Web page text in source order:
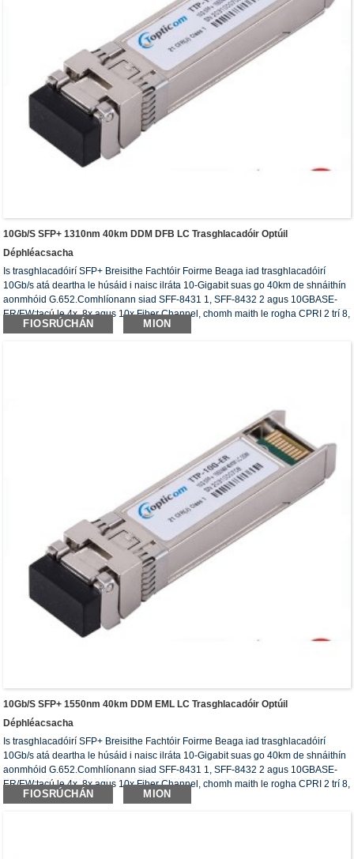
10Gb/s SFP+ 1310nm 40km DDM DFB LC Trasghlacadóir Optúil
Déphléacsacha
Is trasghlacadóirí SFP+ Breisithe Fachtóir Foirme Beaga iad trasghlacadóirí
10Gb/s atá deartha le húsáid i naisc ilráta 10-Gigabit suas go 40km de shnáithín
aonmhóid G.652.Comhlíonann siad SFF-8431 1, SFF-8432 2 agus 10GBASE-
ER/EW;tacú le 4x, 8x agus 10x Fiber Channel, chomh maith le rogha CPRI 2 trí 8,
thar naisc 40km.
FIOSRÚCHÁN MION
10Gb/s SFP+ 1550nm 40km DDM EML LC Trasghlacadóir Optúil
Déphléacsacha
Is trasghlacadóirí SFP+ Breisithe Fachtóir Foirme Beaga iad trasghlacadóirí
10Gb/s atá deartha le húsáid i naisc ilráta 10-Gigabit suas go 40km de shnáithín
aonmhóid G.652.Comhlíonann siad SFF-8431 1, SFF-8432 2 agus 10GBASE-
ER/EW;tacú le 4x, 8x agus 10x Fiber Channel, chomh maith le rogha CPRI 2 trí 8,
thar naisc 40km.
FIOSRÚCHÁN MION